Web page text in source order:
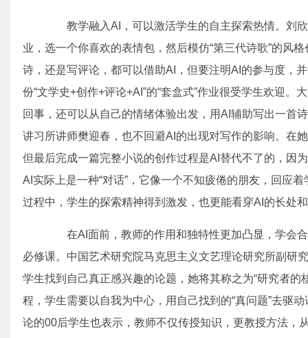
教学融入AI，可以激活学生的自主探索热情。刘欣
业，选一个你喜欢的表情包，然后模仿“第三代诗歌”的风
诗，还是写评论，都可以借助AI，但要注明AI的参与度，
份“文学史+创作+评论+AI”的“套盒式”作业很受学生欢迎。
回事，还可以从自己的情绪体验出发，用AI辅助写出一首
讲习所讲师樊迎春，也不回避AI的出现对写作的影响。在
但最后完成一篇完整小说的创作过程是AI替代不了的，因
AI实际上是一种“对话”，它像一个不知疲倦的朋友，回应
过程中，学生的探索精神得到激发，也更能看穿AI的长处
在AI面前，教师的作用和独特性更加凸显，学会合
必修课。中国艺术研究院马克思主义文艺理论研究所副研
学生找到自己真正感兴趣的论题，她将其称之为“研究者的
程，学生需要以自我为中心，用自己找到的“真问题”去驱
论的00后学生也表示，教师不仅传授知识，更教授方法，